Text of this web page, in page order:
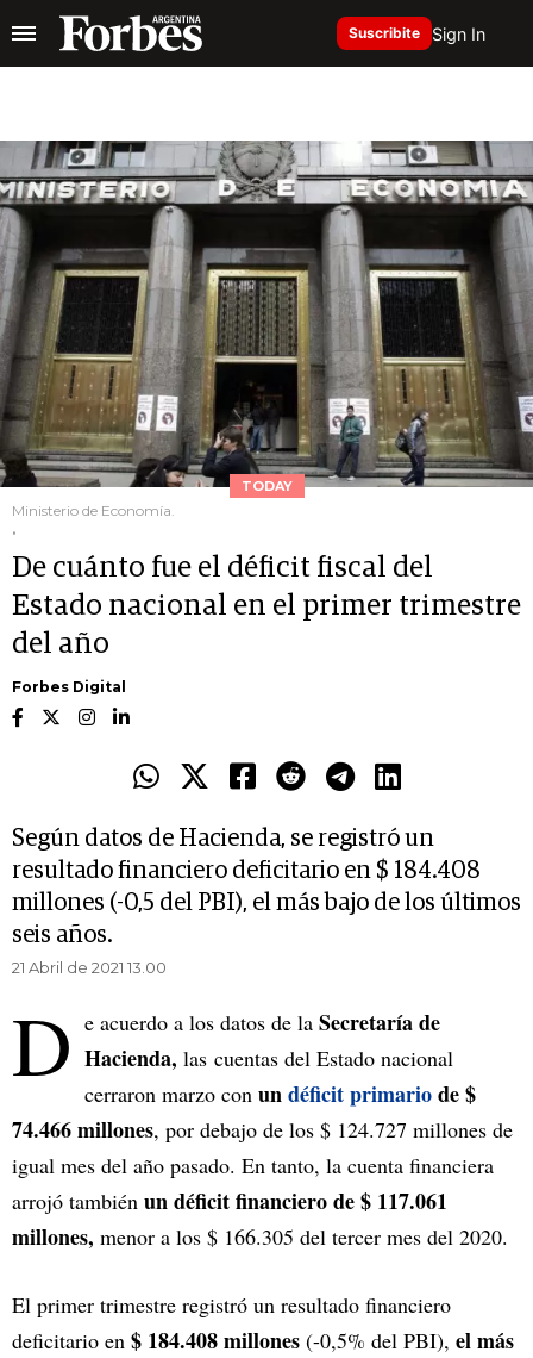
Suscribite Sign In
TODAY
Ministerio de Economía.
.
De cuánto fue el déficit fiscal del
Estado nacional en el primer trimestre
del año
Forbes Digital
Según datos de Hacienda, se registró un
resultado financiero deficitario en $ 184.408
millones (-0,5 del PBI), el más bajo de los últimos
seis años.
21 Abril de 2021 13.00
D e acuerdo a los datos de la Secretaría de
Hacienda, las cuentas del Estado nacional
cerraron marzo con undéficit primariode$
74.466 millones, por debajo de los $ 124.727 millones de
igual mes del año pasado. En tanto, la cuenta financiera
arrojó también un déficit financiero de $ 117.061
millones, menor a los $ 166.305 del tercer mes del 2020.
El primer trimestre registró un resultado financiero
deficitario en $ 184.408 millones (-0,5% del PBI), el más